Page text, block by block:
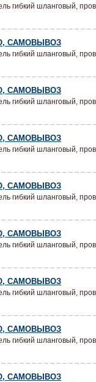
гибкий шланговый,
САМОВЫВОЗ
гибкий шланговый,
САМОВЫВОЗ
гибкий шланговый,
САМОВЫВОЗ
гибкий шланговый,
САМОВЫВОЗ
гибкий шланговый,
САМОВЫВОЗ
гибкий шланговый,
САМОВЫВОЗ
гибкий шланговый,
САМОВЫВОЗ
гибкий шланговый,
САМОВЫВОЗ